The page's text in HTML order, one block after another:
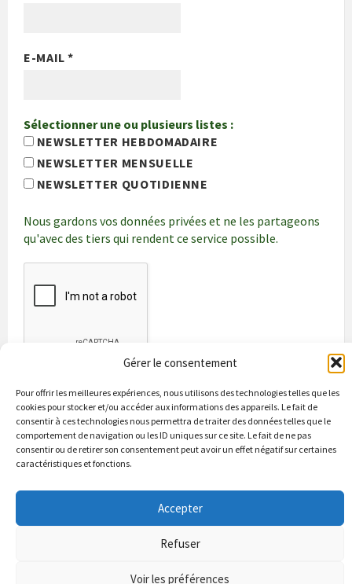
Gérer le consentement
Pour offrir les meilleures expériences, nous utilisons des technologies telles que les
cookies pour stocker et/ou accéder aux informations des appareils. Le fait de
consentir à ces technologies nous permettra de traiter des données telles que le
comportement de navigation ou les ID uniques sur ce site. Le fait de ne pas
consentir ou de retirer son consentement peut avoir un effet négatif sur certaines
caractéristiques et fonctions.
Accepter
Refuser
Voir les préférences
E-MAIL*
Sélectionner une ou plusieurs listes :
NEWSLETTER HEBDOMADAIRE
NEWSLETTER MENSUELLE
NEWSLETTER QUOTIDIENNE
Nous gardons vos données privées et ne les partageons
qu'avec des tiers qui rendent ce service possible.
Bienvenue à Puycapel La municipalité
Actualités
Les bonnes adresses
Contacts & renseignements
Conformité à la loi RGPD
Puycapel.fr utilise des cookies pour améliorer les performance et